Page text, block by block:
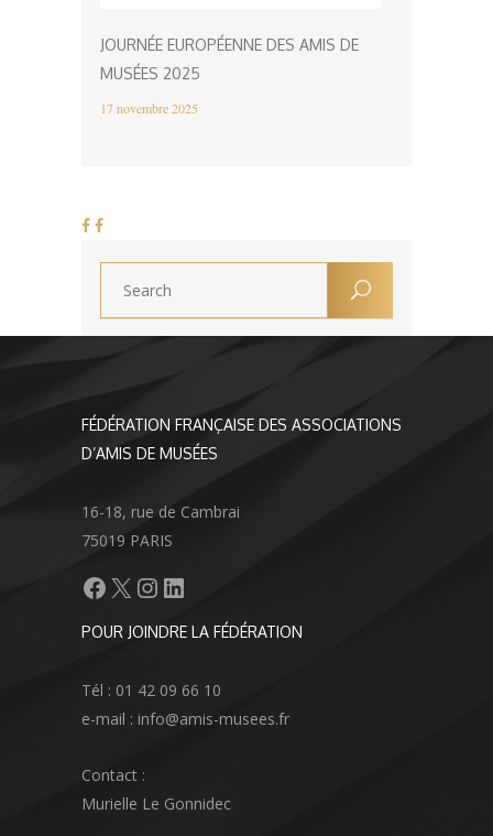
JOURNÉE EUROPÉENNE DES AMIS DE
MUSÉES 2025
17 novembre 2025
FÉDÉRATION FRANÇAISE DES ASSOCIATIONS
D’AMIS DE MUSÉES
16-18, rue de Cambrai
75019 PARIS
Facebook
X Instagram
LinkedIn
POUR JOINDRE LA FÉDÉRATION
Tél : 01 42 09 66 10
e-mail : info@amis-musees.fr
Contact :
Murielle Le Gonnidec